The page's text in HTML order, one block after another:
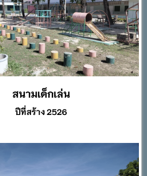
สนามเด็กเล่น
ปีที่สร้าง 2526